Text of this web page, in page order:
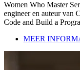
Women Who Master
engineer en auteur van
Code and Build a
MEER